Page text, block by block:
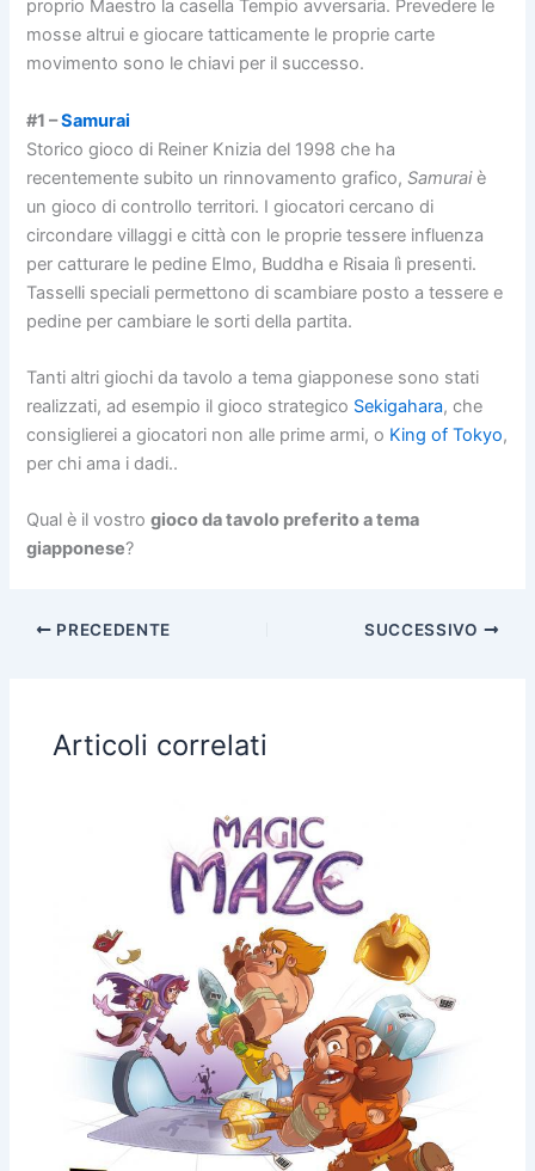
proprio Maestro la casella Tempio avversaria. Prevedere le
mosse altrui e giocare tatticamente le proprie carte
movimento sono le chiavi per il successo.
#1 –Samurai
Storico gioco di Reiner Knizia del 1998 che ha
recentemente subito un rinnovamento grafico,Samuraiè
un gioco di controllo territori. I giocatori cercano di
circondare villaggi e città con le proprie tessere influenza
per catturare le pedine Elmo, Buddha e Risaia lì presenti.
Tasselli speciali permettono di scambiare posto a tessere e
pedine per cambiare le sorti della partita.
Tanti altri giochi da tavolo a tema giapponese sono stati
realizzati, ad esempio il gioco strategico Sekigahara, che
consiglierei a giocatori non alle prime armi, o King of Tokyo,
per chi ama i dadi..
Qual è il vostrogioco da tavolo preferito a tema
giapponese?
PRECEDENTE SUCCESSIVO
Articoli correlati